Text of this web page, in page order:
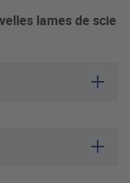
lames de scie